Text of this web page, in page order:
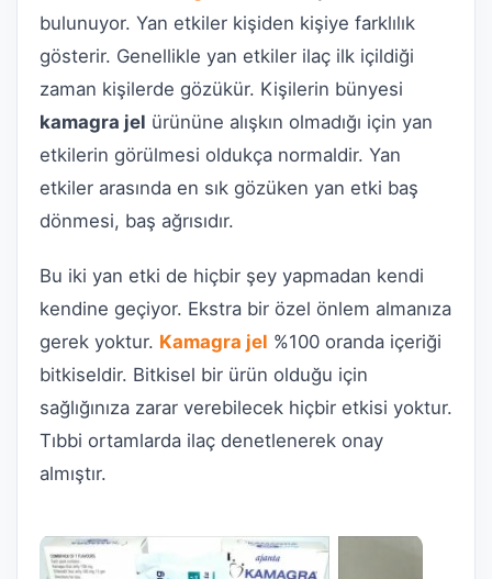
bulunuyor. Yan etkiler kişiden kişiye farklılık
gösterir. Genellikle yan etkiler ilaç ilk içildiği
zaman kişilerde gözükür. Kişilerin bünyesi
kamagra jel ürününe alışkın olmadığı için yan
etkilerin görülmesi oldukça normaldir. Yan
etkiler arasında en sık gözüken yan etki baş
dönmesi, baş ağrısıdır.
Bu iki yan etki de hiçbir şey yapmadan kendi
kendine geçiyor. Ekstra bir özel önlem almanıza
gerek yoktur. Kamagra jel %100 oranda içeriği
bitkiseldir. Bitkisel bir ürün olduğu için
sağlığınıza zarar verebilecek hiçbir etkisi yoktur.
Tıbbi ortamlarda ilaç denetlenerek onay
almıştır.